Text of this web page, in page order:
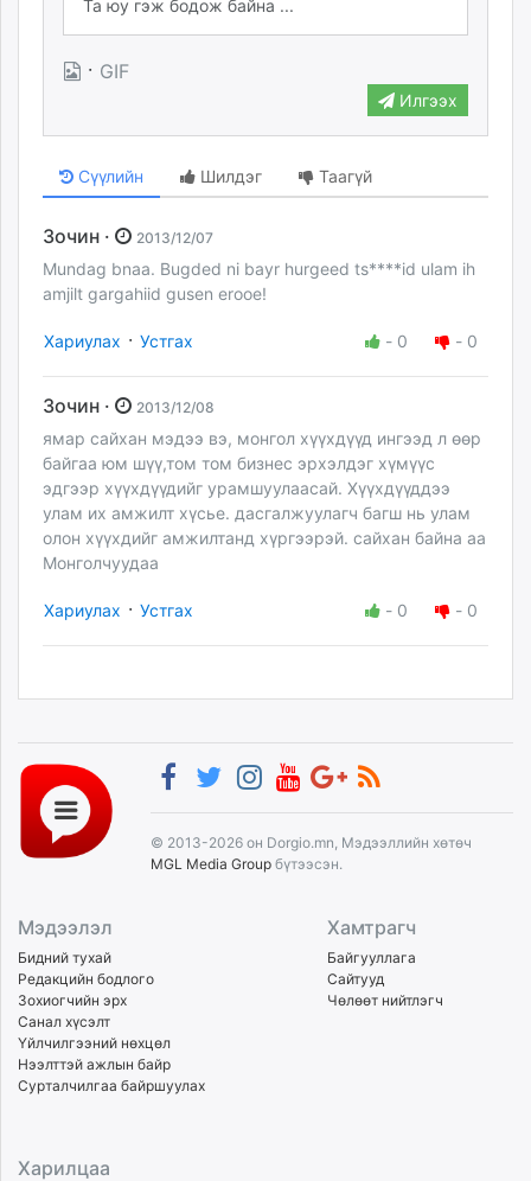
· GIF
Илгээх
Сүүлийн Шилдэг Таагүй
Зочин · 2013/12/07
Mundag bnaa. Bugded ni bayr hurgeed ts****id ulam ih
amjilt gargahiid gusen erooe!
Хариулах · Устгах - 0 - 0
Зочин · 2013/12/08
ямар сайхан мэдээ вэ, монгол хүүхдүүд ингээд л өөр
байгаа юм шүү,том том бизнес эрхэлдэг хүмүүс
эдгээр хүүхдүүдийг урамшуулаасай. Хүүхдүүддээ
улам их амжилт хүсье. дасгалжуулагч багш нь улам
олон хүүхдийг амжилтанд хүргээрэй. сайхан байна аа
Монголчуудаа
Хариулах · Устгах - 0 - 0
© 2013-2026 он Dorgio.mn, Мэдээллийн хөтөч
MGL Media Group бүтээсэн.
Мэдээлэл
Бидний тухай
Редакцийн бодлого
Зохиогчийн эрх
Санал хүсэлт
Үйлчилгээний нөхцөл
Нээлттэй ажлын байр
Сурталчилгаа байршуулах
Хамтрагч
Байгууллага
Сайтууд
Чөлөөт нийтлэгч
Харилцаа